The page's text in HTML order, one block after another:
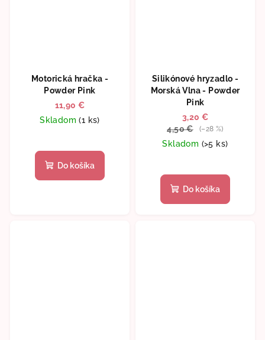
Motorická hračka -
Powder Pink
11,90 €
Skladom(1 ks)
Do košíka
Silikónové hryzadlo -
Morská Vlna - Powder
Pink
3,20 €
4,50 €
(–28 %)
Skladom (>5 ks)
Do košíka